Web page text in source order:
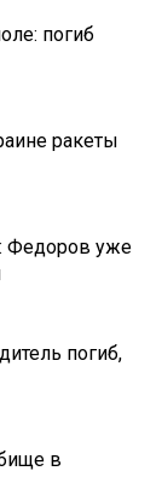
погиб
ракеты
Федоров уже
погиб,
в